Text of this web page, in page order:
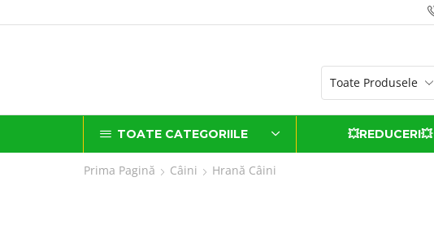
TOATE CATEGORIILE 💥REDUCERI💥
Prima Pagină Câini Hrană Câini